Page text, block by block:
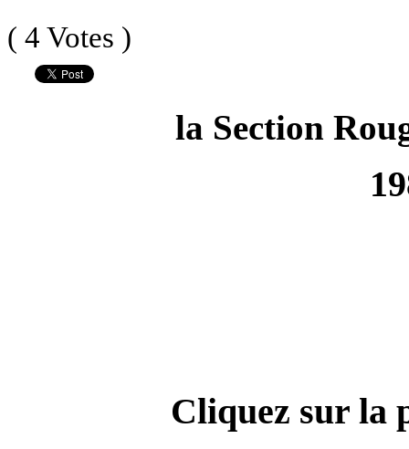
( 4 Votes )
la Section
Cliquez sur la